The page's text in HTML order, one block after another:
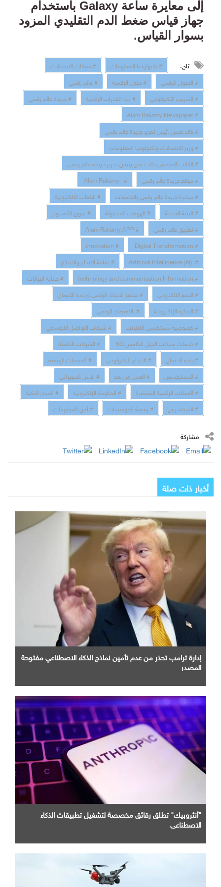
إلى معايرة ساعة Galaxy باستخدام
جهاز قياس ضغط الدم التقليدي المزود
بسوار القياس.
تاج: # تكنولوجيا المعلومات
# شبكات الاتصالات
# التحول الرقمي
# حلول الرقمنة
# عالم رقمي
# التدريب التكنولوجي
# بناء القدرات الرقمية
# جريدة عالم رقمي
# Alam Rakamy Newspaper
# خالد حسن رئيس تحرير جريدة عالم رقمي
# وزير الاتصالات وتكنولوجيا المعلومات
# الكاتب الصحفي خالد حسن رئيس تحرير جريدة عالم رقمي
# موقع جريدة عالم رقمي
# Alam Rakamy
# مبادرة جريدة عالم رقمي بالجامعات
# الالعاب الالكترونية
# البنية التحتية
# الهواتف المحمولة
# سوق الكمبيوتر
# تطبيق عالم رقمي
# Alam Rakamy APP
# Digital Transformation
# innovation
# Artificial Intelligence (AI)
# ثقافة الابداع والابتكار
# technology and communication Information
# حماية البيانات
# الدفع الالكتروني
# تحفيز الابتكار الرقمي وريادة الأعمال
# التجارة الإلكترونية
# الاقتصاد الرقمي
# خصوصية مستخدمى الانترنت
# شبكات التواصل الاجتماعي
# خدمات شبكات الجيل الخامس 5G
# الشركات الناشئة
#ريادة الاعمال
# الابداع التكنولوجي
# المنصات الرقمية
# المستخدمين
# العمل عن بعد
# الامن السبيراني
# العملات الرقمية المشفرة
# الحكومة الإلكترونية
# المدن الذكية
# الميتافيرس
# رقمنة المؤسسات # أمن المعلومات
مشاركة
أخبار ذات صلة
إدارة ترامب تحذر من عدم تأمين نماذج الذكاء الاصطناعي مفتوحة
المصدر
"أنثروبيك" تطلق رقائق مخصصة لتشغيل تطبيقات الذكاء
الاصطناعي